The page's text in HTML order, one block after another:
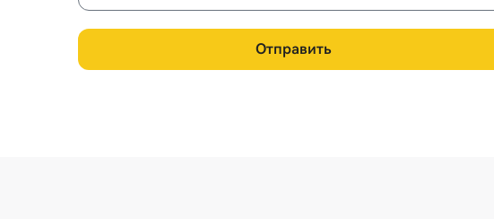
Отправить